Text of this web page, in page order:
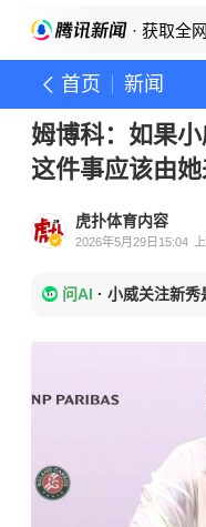
· 获取全
首页 新闻
姆博科：如果
这件事应该由
虎扑体育内容
2026年5月29日15:04
问AI · 小威关注新秀